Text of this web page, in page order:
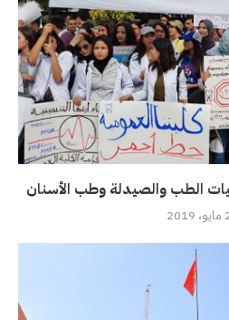
الطب والصيدلة وطب الأسنان